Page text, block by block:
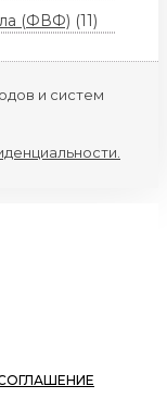
(ФВФ) (11)
и систем